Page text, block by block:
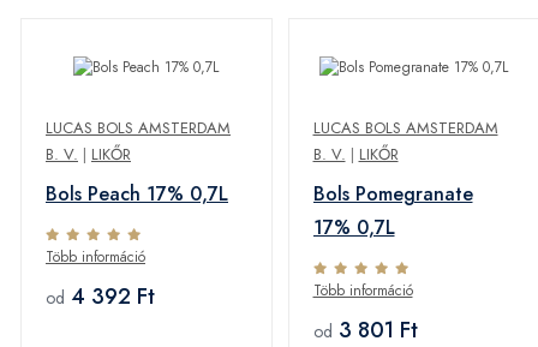
LUCAS BOLS AMSTERDAM
B. V. | LIKŐR
Bols Peach 17% 0,7L
Több információ
od 4 392 Ft
LUCAS BOLS AMSTERDAM
B. V. | LIKŐR
Bols Pomegranate
17% 0,7L
Több információ
od 3 801 Ft